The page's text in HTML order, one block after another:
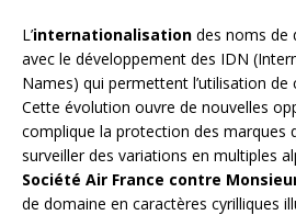
L’internationalisation des noms de
avec le développement des IDN
Names) qui permettent l’utilisation de
Cette évolution ouvre de nouvelles
complique la protection des marques
surveiller des variations en multiples
Société Air France contre
de domaine en caractères cyrilliques